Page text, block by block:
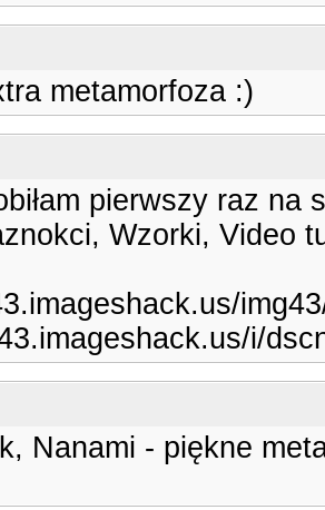
metamorfoza :)
pierwszy raz na
Wzorki, Video
i/
Nanami - piękne